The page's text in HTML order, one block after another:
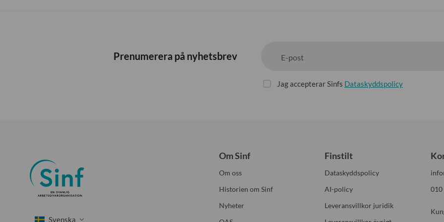
Prenumerera på nyhetsbrev E-post
Jag accepterar Sinfs Dataskyddspolicy
Om Sinf
Om oss
Historien om Sinf
Nyheter
Finstilt
Dataskyddspolicy
AI-policy
Leveransvillkor juridik
010